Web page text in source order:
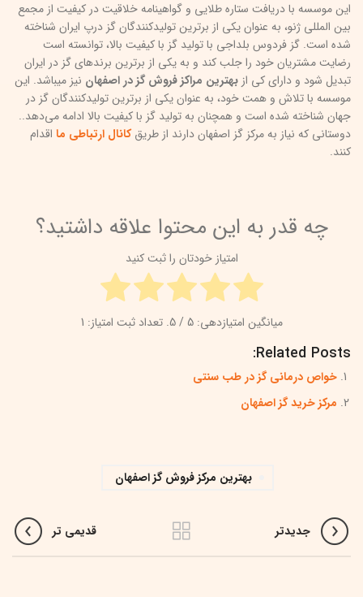
این موسسه با دریافت ستاره طلایی و گواهینامه خلاقیت در کیفیت از مجمع
بین المللی ژنو، به عنوان یکی از برترین تولیدکنندگان گز درپ ایران شناخته
شده است. گز فردوس بلداجی با تولید گز با کیفیت بالا، توانسته است
رضایت مشتریان خود را جلب کند و به یکی از برترین برندهای گز در ایران
تبدیل شود و دارای کی از بهترین مراکز فروش گز در اصفهان نیز میباشد. این
موسسه با تلاش و همت خود، به عنوان یکی از برترین تولیدکنندگان گز در
جهان شناخته شده است و همچنان به تولید گز با کیفیت بالا ادامه می‌دهد..
دوستانی که نیاز به مرکز گز اصفهان دارند از طریقکانال ارتباطی ما اقدام
کنند.
چه قدر به این محتوا علاقه داشتید؟
امتیاز خودتان را ثبت کنید
میانگین امتیازدهی:5/ 5. تعداد ثبت امتیاز: 1
Related Posts:
خواص درمانی گز در طب سنتی
مرکز خرید گز اصفهان
بهترین مرکز فروش گز اصفهان
جدیدتر قدیمی تر